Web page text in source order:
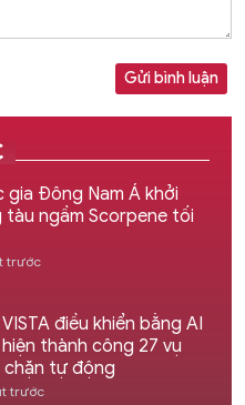
Gửi bình luận
gia Đông Nam Á khởi
tàu ngầm Scorpene tối
trước
điều khiển bằng AI
thành công 27 vụ
chặn tự động
trước